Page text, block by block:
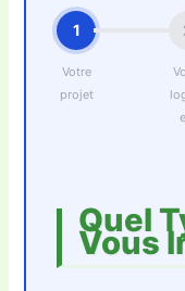
1
Votre
projet
Quel
Vous